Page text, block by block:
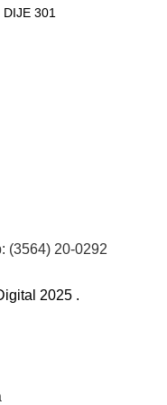
DIJE 301
(3564) 20-0292
2025 .